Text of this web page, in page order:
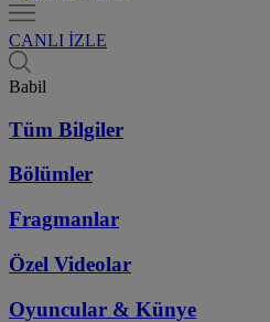
CANLI İZLE
Babil
Tüm Bilgiler
Bölümler
Fragmanlar
Özel Videolar
Oyuncular & Künye